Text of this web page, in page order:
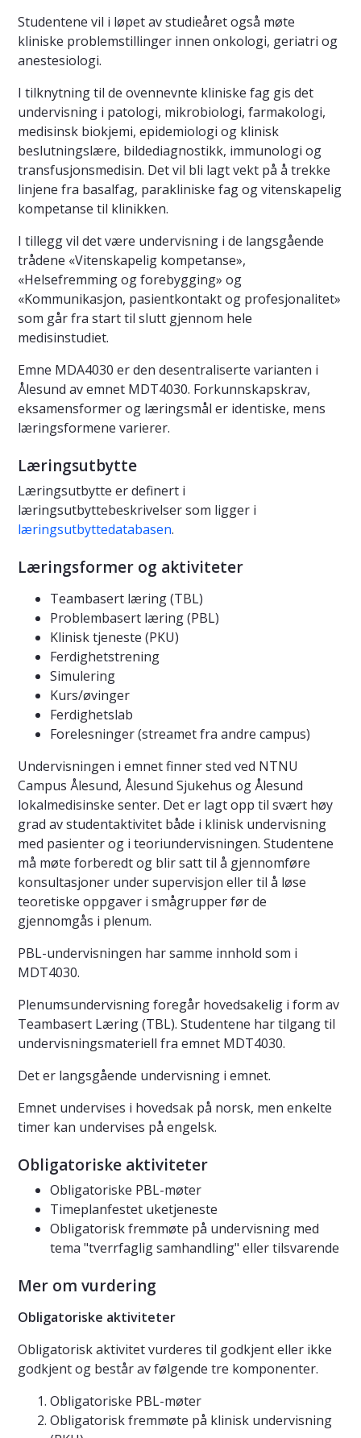
Studentene vil i løpet av studieåret også møte
kliniske problemstillinger innen onkologi, geriatri og
anestesiologi.
I tilknytning til de ovennevnte kliniske fag gis det
undervisning i patologi, mikrobiologi, farmakologi,
medisinsk biokjemi, epidemiologi og klinisk
beslutningslære, bildediagnostikk, immunologi og
transfusjonsmedisin. Det vil bli lagt vekt på å trekke
linjene fra basalfag, parakliniske fag og vitenskapelig
kompetanse til klinikken.
I tillegg vil det være undervisning i de langsgående
trådene «Vitenskapelig kompetanse»,
«Helsefremming og forebygging» og
«Kommunikasjon, pasientkontakt og profesjonalitet»
som går fra start til slutt gjennom hele
medisinstudiet.
Emne MDA4030 er den desentraliserte varianten i
Ålesund av emnet MDT4030. Forkunnskapskrav,
eksamensformer og læringsmål er identiske, mens
læringsformene varierer.
Læringsutbytte
Læringsutbytte er definert i
læringsutbyttebeskrivelser som ligger i
læringsutbyttedatabasen.
Læringsformer og aktiviteter
Teambasert læring (TBL)
Problembasert læring (PBL)
Klinisk tjeneste (PKU)
Ferdighetstrening
Simulering
Kurs/øvinger
Ferdighetslab
Forelesninger (streamet fra andre campus)
Undervisningen i emnet finner sted ved NTNU
Campus Ålesund, Ålesund Sjukehus og Ålesund
lokalmedisinske senter. Det er lagt opp til svært høy
grad av studentaktivitet både i klinisk undervisning
med pasienter og i teoriundervisningen. Studentene
må møte forberedt og blir satt til å gjennomføre
konsultasjoner under supervisjon eller til å løse
teoretiske oppgaver i smågrupper før de
gjennomgås i plenum.
PBL-undervisningen har samme innhold som i
MDT4030.
Plenumsundervisning foregår hovedsakelig i form av
Teambasert Læring (TBL). Studentene har tilgang til
undervisningsmateriell fra emnet MDT4030.
Det er langsgående undervisning i emnet.
Emnet undervises i hovedsak på norsk, men enkelte
timer kan undervises på engelsk.
Obligatoriske aktiviteter
Obligatoriske PBL-møter
Timeplanfestet uketjeneste
Obligatorisk fremmøte på undervisning med
tema "tverrfaglig samhandling" eller tilsvarende
Mer om vurdering
Obligatoriske aktiviteter
Obligatorisk aktivitet vurderes til godkjent eller ikke
godkjent og består av følgende tre komponenter.
Obligatoriske PBL-møter
Obligatorisk fremmøte på klinisk undervisning